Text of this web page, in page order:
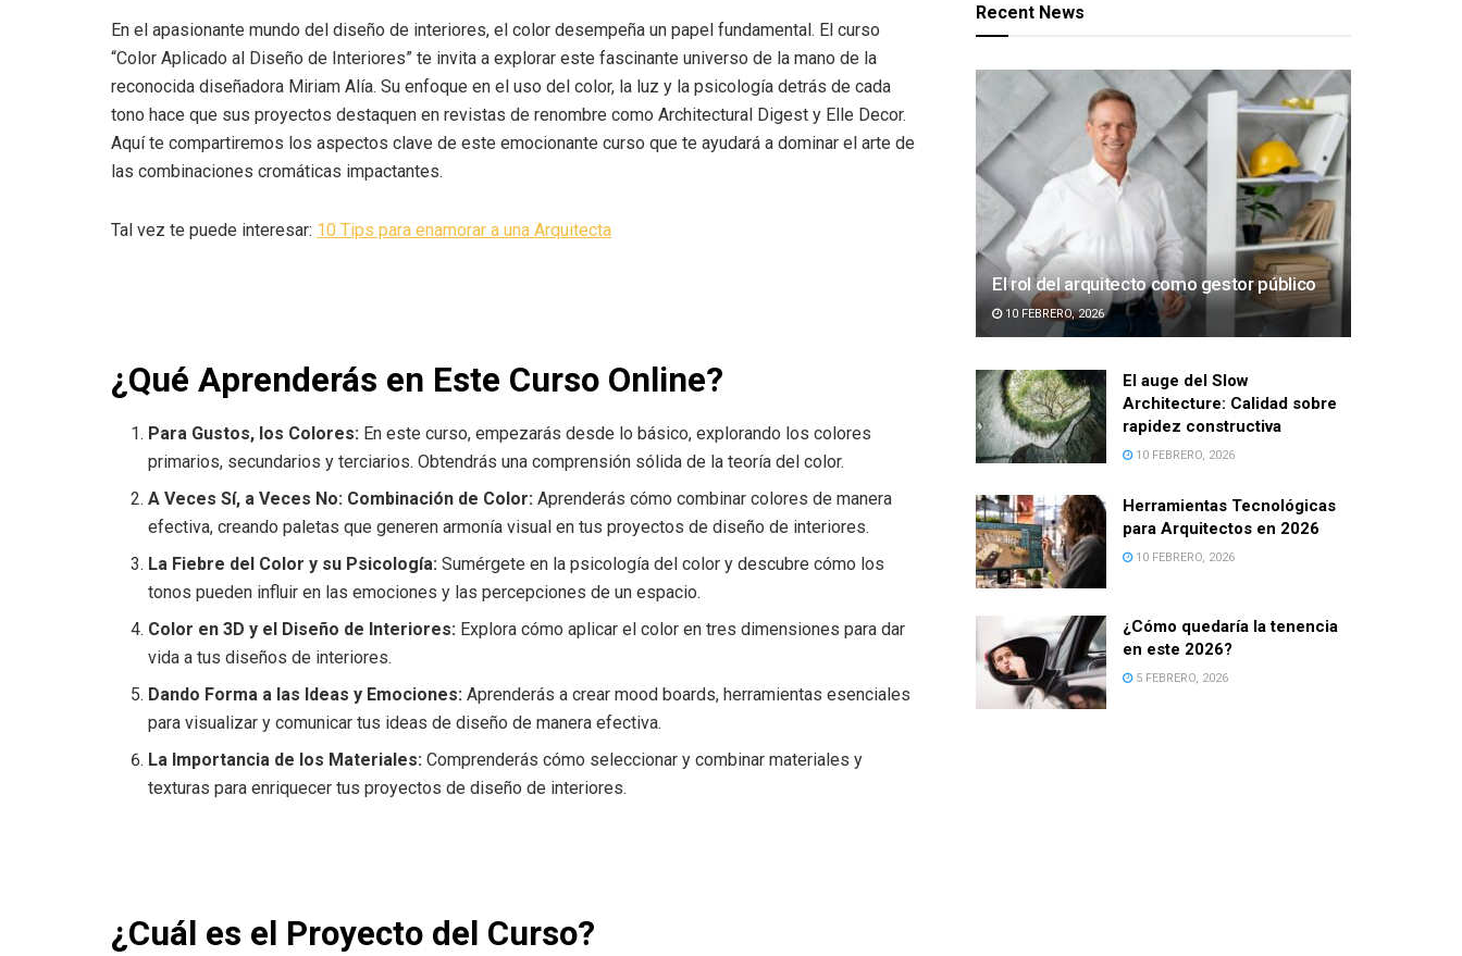
En el apasionante mundo del diseño de interiores, el color desempeña un papel fundamental. El curso
“Color Aplicado al Diseño de Interiores” te invita a explorar este fascinante universo de la mano de la
reconocida diseñadora Miriam Alía. Su enfoque en el uso del color, la luz y la psicología detrás de cada
tono hace que sus proyectos destaquen en revistas de renombre como Architectural Digest y Elle Decor.
Aquí te compartiremos los aspectos clave de este emocionante curso que te ayudará a dominar el arte de
las combinaciones cromáticas impactantes.
Tal vez te puede interesar: 10 Tips para enamorar a una Arquitecta
¿Qué Aprenderás en Este Curso Online?
Para Gustos, los Colores: En este curso, empezarás desde lo básico, explorando los colores
primarios, secundarios y terciarios. Obtendrás una comprensión sólida de la teoría del color.
A Veces Sí, a Veces No: Combinación de Color: Aprenderás cómo combinar colores de manera
efectiva, creando paletas que generen armonía visual en tus proyectos de diseño de interiores.
La Fiebre del Color y su Psicología: Sumérgete en la psicología del color y descubre cómo los
tonos pueden influir en las emociones y las percepciones de un espacio.
Color en 3D y el Diseño de Interiores: Explora cómo aplicar el color en tres dimensiones para dar
vida a tus diseños de interiores.
Dando Forma a las Ideas y Emociones: Aprenderás a crear mood boards, herramientas esenciales
para visualizar y comunicar tus ideas de diseño de manera efectiva.
La Importancia de los Materiales: Comprenderás cómo seleccionar y combinar materiales y
texturas para enriquecer tus proyectos de diseño de interiores.
¿Cuál es el Proyecto del Curso?
Recent News
El rol del arquitecto como gestor público
10 FEBRERO, 2026
El auge del Slow
Architecture: Calidad sobre
rapidez constructiva
10 FEBRERO, 2026
Herramientas Tecnológicas
para Arquitectos en 2026
10 FEBRERO, 2026
¿Cómo quedaría la tenencia
en este 2026?
5 FEBRERO, 2026